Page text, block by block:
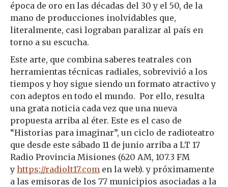
época de oro en las décadas del 30 y el 50, de la
mano de producciones inolvidables que,
literalmente, casi lograban paralizar al país en
torno a su escucha.
Este arte, que combina saberes teatrales con
herramientas técnicas radiales, sobrevivió a los
tiempos y hoy sigue siendo un formato atractivo y
con adeptos en todo el mundo. Por ello, resulta
una grata noticia cada vez que una nueva
propuesta arriba al éter. Este es el caso de
“Historias para imaginar”, un ciclo de radioteatro
que desde este sábado 11 de junio arriba a LT 17
Radio Provincia Misiones (620 AM, 107.3 FM
y https://radiolt17.com en la web). y próximamente
a las emisoras de los 77 municipios asociadas a la